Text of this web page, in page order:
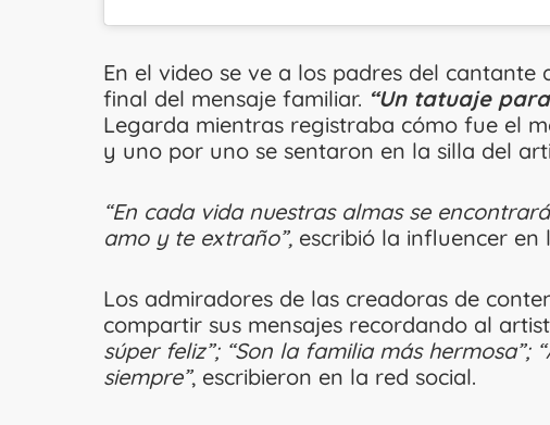
En el video se ve a los padres del
final del mensaje familiar. “Un tatuaje
Legarda mientras registraba cómo fue el
y uno por uno se sentaron en la silla del
“En cada vida nuestras almas se
amo y te extraño”, escribió la influencer en
Los admiradores de las creadoras de
compartir sus mensajes recordando al
súper feliz”; “Son la familia más hermosa”;
siempre”, escribieron en la red social.